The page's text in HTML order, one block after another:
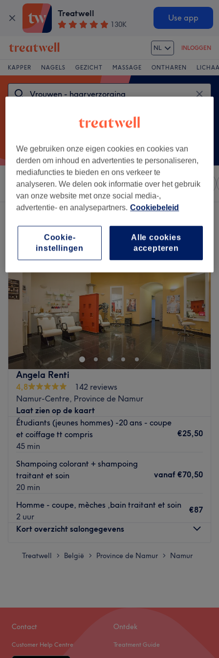
Treatwell
130K
Use app
NL INLOGGEN
KAPPER NAGELS GEZICHT MASSAGE ONTHAREN
Sorteer op Elke prijs Salons Expresaanbiedingen
Angela Renti
4,8
142 reviews
Namur-Centre, Province de Namur
Laat zien op de kaart
Étudiants (jeunes hommes) -20 ans - coupe
et coiffage tt compris
45 min
€25,50
Shampoing colorant + shampoing
traitant et soin
20 min
vanaf €70,50
Homme - coupe, mèches ,bain traitant et soin
2 uur
€87
Kort overzicht salongegevens
Maandag
Gesloten
Zondag
Angela Renti est un salon de coiffure situé dans la rue
Treatwell > België > Province de Namur > Namur
Contact
Customer Help Centre
Ontdek
Treatment Guide
We gebruiken onze eigen cookies en cookies van
derden om inhoud en advertenties te personaliseren,
mediafuncties te bieden en ons verkeer te
analyseren. We delen ook informatie over het gebruik
van onze website met onze social media-,
advertentie- en analysepartners. Cookiebeleid
Alle cookies
accepteren
Cookie-
instellingen